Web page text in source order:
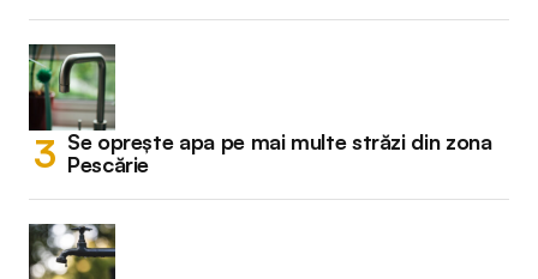
Se oprește apa pe mai multe străzi din zona
Pescărie